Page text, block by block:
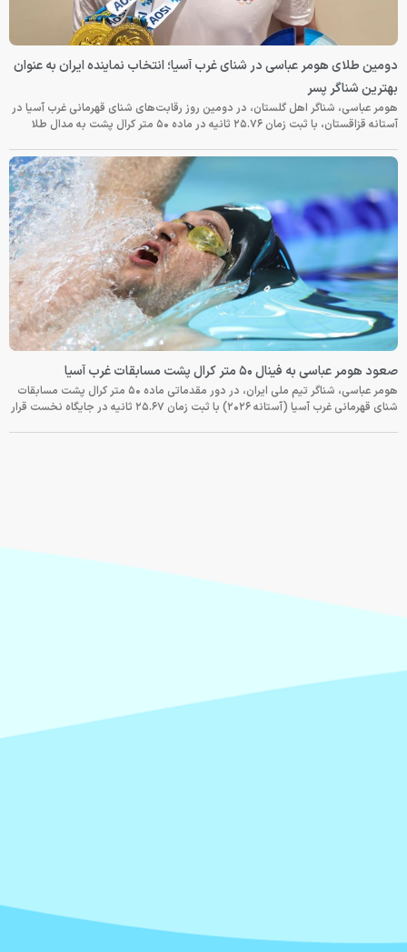
دومین طلای هومر عباسی در شنای غرب آسیا؛ انتخاب نماینده ایران به عنوان
بهترین شناگر پسر
هومر عباسی، شناگر اهل گلستان، در دومین روز رقابت‌های شنای قهرمانی غرب آسیا در
آستانه قزاقستان، با ثبت زمان ۲۵.۷۶ ثانیه در ماده ۵۰ متر کرال پشت به مدال طلا
صعود هومر عباسی به فینال ۵۰ متر کرال پشت مسابقات غرب آسیا
هومر عباسی، شناگر تیم ملی ایران، در دور مقدماتی ماده ۵۰ متر کرال پشت مسابقات
شنای قهرمانی غرب آسیا (آستانه ۲۰۲۶) با ثبت زمان ۲۵.۶۷ ثانیه در جایگاه نخست قرار